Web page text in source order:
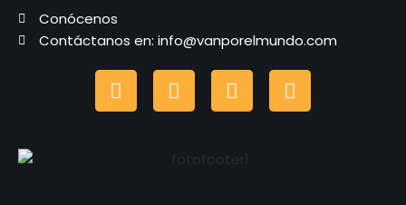
Conócenos
Contáctanos en: info@vanporelmundo.com